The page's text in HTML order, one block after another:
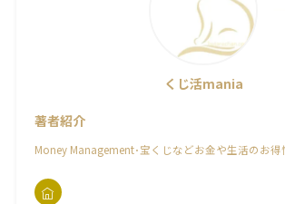
くじ活mania
著者紹介
Money Management･宝くじなどお金や生活のお得